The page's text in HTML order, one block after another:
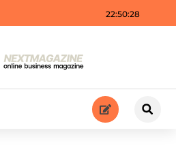
22:50:29